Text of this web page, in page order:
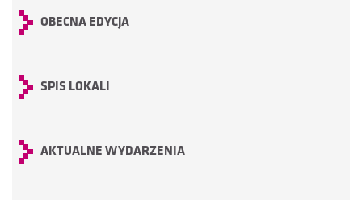
OBECNA EDYCJA
SPIS LOKALI
AKTUALNE WYDARZENIA